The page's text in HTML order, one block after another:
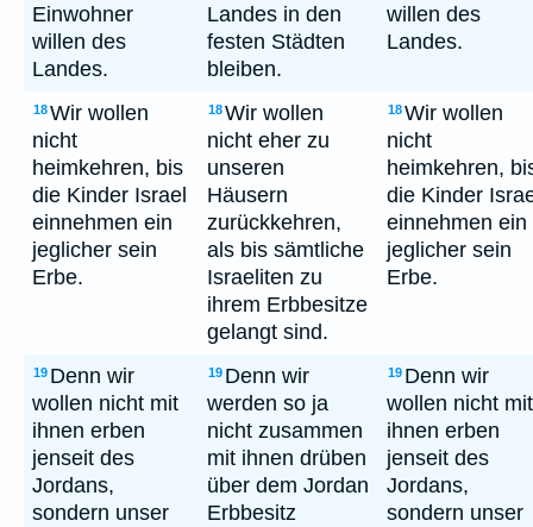
Einwohner
willen des
Landes.
Landes in den
festen Städten
bleiben.
willen des
Landes.
18Wir wollen
nicht
heimkehren, bis
die Kinder Israel
einnehmen ein
jeglicher sein
Erbe.
18Wir wollen
nicht eher zu
unseren
Häusern
zurückkehren,
als bis sämtliche
Israeliten zu
ihrem Erbbesitze
gelangt sind.
18Wir wollen
nicht
heimkehren,
die Kinder
einnehmen ein
jeglicher sein
Erbe.
19 Denn wir
wollen nicht mit
ihnen erben
jenseit des
Jordans,
sondern unser
19 Denn wir
werden so ja
nicht zusammen
mit ihnen drüben
über dem Jordan
Erbbesitz
19 Denn wir
wollen nicht mit
ihnen erben
jenseit des
Jordans,
sondern unser